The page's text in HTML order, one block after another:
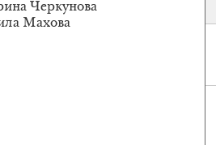
Черкунова
Махова